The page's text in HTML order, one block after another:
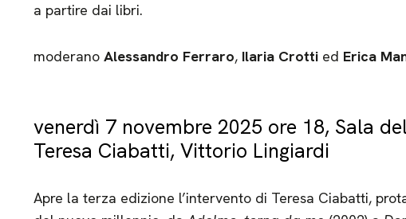
a partire dai libri.
moderano Alessandro Ferraro, Ilaria Crottied Erica
venerdì 7 novembre 2025 ore 18, Sala
Teresa Ciabatti, Vittorio Lingiardi
Apre la terza edizione l’intervento di Teresa Ciabatti,